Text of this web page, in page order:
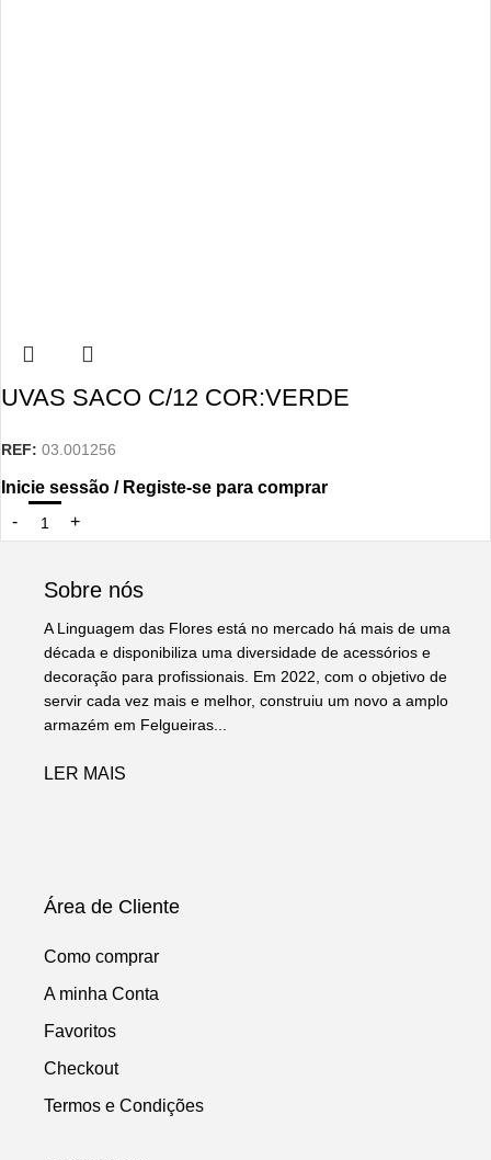
UVAS SACO C/12 COR:VERDE
REF: 03.001256
Inicie sessão / Registe-se para comprar
Sobre nós
A Linguagem das Flores está no mercado há mais de uma
década e disponibiliza uma diversidade de acessórios e
decoração para profissionais. Em 2022, com o objetivo de
servir cada vez mais e melhor, construiu um novo a amplo
armazém em Felgueiras...
LER MAIS
Área de Cliente
Como comprar
A minha Conta
Favoritos
Checkout
Termos e Condições